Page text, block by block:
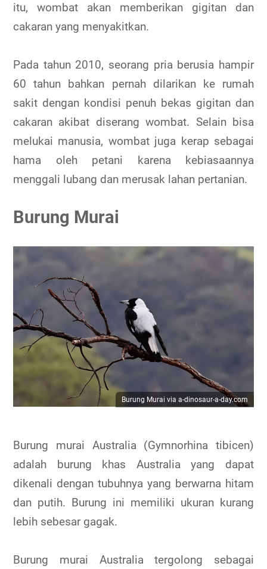
itu, wombat akan memberikan gigitan dan
cakaran yang menyakitkan.
Pada tahun 2010, seorang pria berusia hampir
60 tahun bahkan pernah dilarikan ke rumah
sakit dengan kondisi penuh bekas gigitan dan
cakaran akibat diserang wombat. Selain bisa
melukai manusia, wombat juga kerap sebagai
hama oleh petani karena kebiasaannya
menggali lubang dan merusak lahan pertanian.
Burung Murai
Burung Murai via a-dinosaur-a-day.com
Burung murai Australia (Gymnorhina tibicen)
adalah burung khas Australia yang dapat
dikenali dengan tubuhnya yang berwarna hitam
dan putih. Burung ini memiliki ukuran kurang
lebih sebesar gagak.
Burung murai Australia tergolong sebagai